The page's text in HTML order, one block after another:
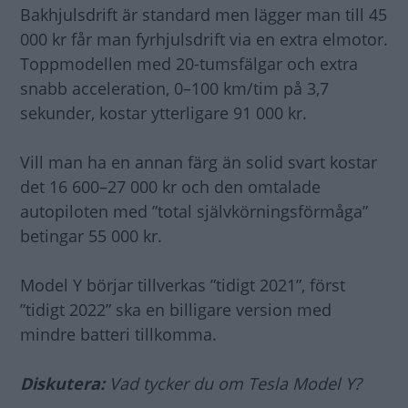
Bakhjulsdrift är standard men lägger man till 45
000 kr får man fyrhjulsdrift via en extra elmotor.
Toppmodellen med 20-tumsfälgar och extra
snabb acceleration, 0–100 km/tim på 3,7
sekunder, kostar ytterligare 91 000 kr.
Vill man ha en annan färg än solid svart kostar
det 16 600–27 000 kr och den omtalade
autopiloten med ”total självkörningsförmåga”
betingar 55 000 kr.
Model Y börjar tillverkas ”tidigt 2021”, först
”tidigt 2022” ska en billigare version med
mindre batteri tillkomma.
Diskutera: Vad tycker du om Tesla Model Y?